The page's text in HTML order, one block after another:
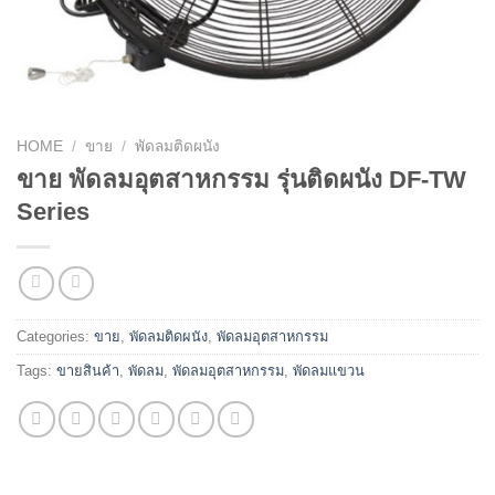
HOME / ขาย / พัดลมติดผนัง
ขาย พัดลมอุตสาหกรรม รุ่นติดผนัง DF-TW
Series
Categories: ขาย พัดลมติดผนัง พัดลมอุตสาหกรรม
Tags: ขายสินค้า พัดลม พัดลมอุตสาหกรรม พัดลมแขวน